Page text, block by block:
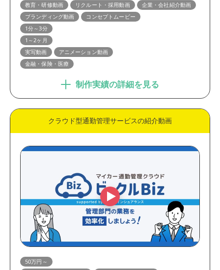
教育・研修動画
リクルート・採用動画
企業・会社紹介動画
ブランディング動画
コンセプトムービー
1分～3分
1～2ヶ月
実写動画
アニメーション動画
金融・保険・医療
制作実績の詳細を見る
クラウド型通勤管理サービスの紹介動画
50万円～